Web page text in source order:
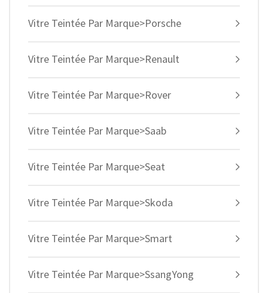
Vitre Teintée Par Marque>Porsche
Vitre Teintée Par Marque>Renault
Vitre Teintée Par Marque>Rover
Vitre Teintée Par Marque>Saab
Vitre Teintée Par Marque>Seat
Vitre Teintée Par Marque>Skoda
Vitre Teintée Par Marque>Smart
Vitre Teintée Par Marque>SsangYong